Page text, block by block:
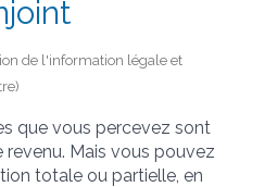
de l'information légale et
que vous percevez sont
Mais vous pouvez
totale ou partielle, en